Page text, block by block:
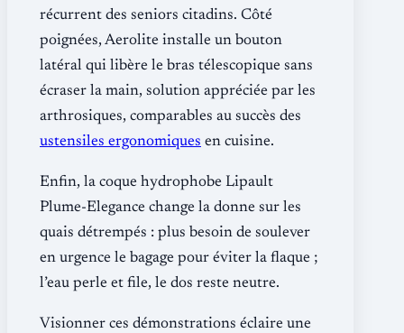
récurrent des seniors citadins. Côté
poignées, Aerolite installe un bouton
latéral qui libère le bras télescopique sans
écraser la main, solution appréciée par les
arthrosiques, comparables au succès des
ustensiles ergonomiques en cuisine.
Enfin, la coque hydrophobe Lipault
Plume-Elegance change la donne sur les
quais détrempés : plus besoin de soulever
en urgence le bagage pour éviter la flaque ;
l’eau perle et file, le dos reste neutre.
Visionner ces démonstrations éclaire une